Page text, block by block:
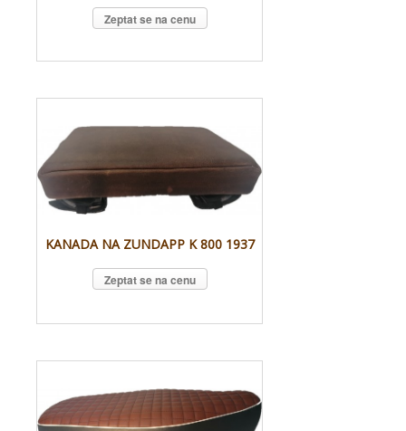
Zeptat se na cenu
KANADA NA ZUNDAPP K 800 1937
Zeptat se na cenu